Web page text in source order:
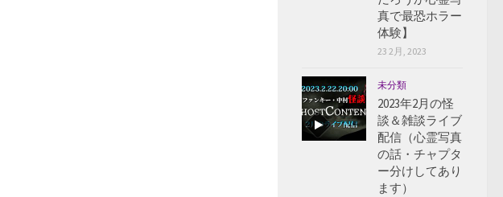
真で最恐ホラー
体験】
23 2月, 2023
未分類
2023年2月の怪
談＆雑談ライブ
配信（心霊写真
の話・チャプタ
ー分けしてあり
ます）